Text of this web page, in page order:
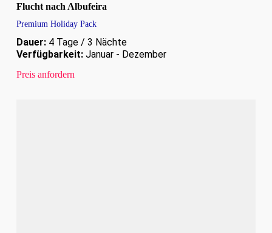
Flucht nach Albufeira
Premium Holiday Pack
Dauer:4 Tage / 3 Nächte
Verfügbarkeit:Januar - Dezember
Preis anfordern